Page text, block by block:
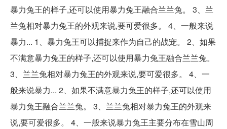
暴力兔王的样子,还可以使用暴力兔王融合兰兰兔。 3、兰
兰兔相对暴力兔王的外观来说,要可爱很多。 4、一般来说
暴力... 1、暴力兔王可以捕捉来作为自己的战宠。 2、如果
不满意暴力兔王的样子,还可以使用暴力兔王融合兰兰兔。
3、兰兰兔相对暴力兔王的外观来说,要可爱很多。 4、一
般来说暴力... 2、如果不满意暴力兔王的样子,还可以使用
暴力兔王融合兰兰兔。 3、兰兰兔相对暴力兔王的外观来
说,要可爱很多。 4、一般来说暴力兔王主要分布在雪山周